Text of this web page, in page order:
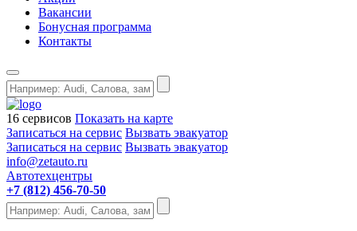
Вакансии
Бонусная программа
Контакты
16 сервисов Показать на карте
Записаться на сервис Вызвать эвакуатор
Записаться на сервис Вызвать эвакуатор
info@zetauto.ru
Автотехцентры
+7 (812) 456-70-50